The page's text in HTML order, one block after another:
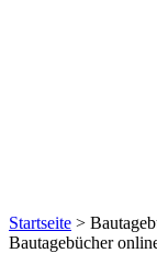
Startseite >
Bautagebücher